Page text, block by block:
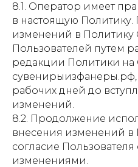
8.1. Оператор имеет
в настоящую
изменений в Политику
Пользователей путем
редакции Политики на
сувенирыизфанеры.рф,
рабочих дней до
изменений.
8.2. Продолжение
внесения изменений в
согласие Пользователя
изменениями.